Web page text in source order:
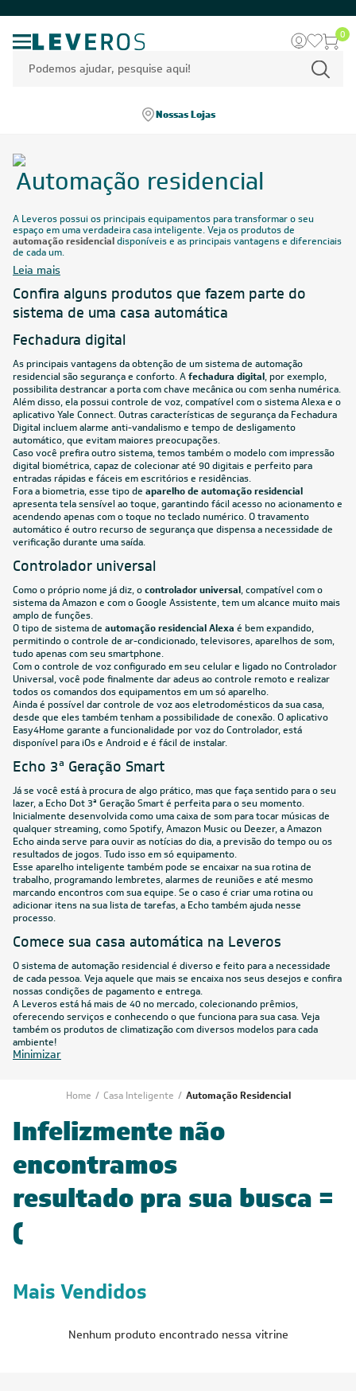
0
Nossas Lojas
Automação residencial
A Leveros possui os principais equipamentos para transformar o seu
espaço em uma verdadeira casa inteligente. Veja os produtos de
automação residencialdisponíveis e as principais vantagens e diferenciais
de cada um.
Leia mais
Confira alguns produtos que fazem parte do
sistema de uma casa automática
Fechadura digital
As principais vantagens da obtenção de um sistema de automação
residencial são segurança e conforto. Afechadura digital, por exemplo,
possibilita destrancar a porta com chave mecânica ou com senha numérica.
Além disso, ela possui controle de voz, compatível com o sistema Alexa e o
aplicativo Yale Connect. Outras características de segurança da Fechadura
Digital incluem alarme anti-vandalismo e tempo de desligamento
automático, que evitam maiores preocupações.
Caso você prefira outro sistema, temos também o modelo com impressão
digital biométrica, capaz de colecionar até 90 digitais e perfeito para
entradas rápidas e fáceis em escritórios e residências.
Fora a biometria, esse tipo de aparelho de automação residencial
apresenta tela sensível ao toque, garantindo fácil acesso no acionamento e
acendendo apenas com o toque no teclado numérico. O travamento
automático é outro recurso de segurança que dispensa a necessidade de
verificação durante uma saída.
Controlador universal
Como o próprio nome já diz, ocontrolador universal, compatível com o
sistema da Amazon e com o Google Assistente, tem um alcance muito mais
amplo de funções.
O tipo de sistema de automação residencial Alexa é bem expandido,
permitindo o controle de ar-condicionado, televisores, aparelhos de som,
tudo apenas com seu smartphone.
Com o controle de voz configurado em seu celular e ligado no Controlador
Universal, você pode finalmente dar adeus ao controle remoto e realizar
todos os comandos dos equipamentos em um só aparelho.
Ainda é possível dar controle de voz aoseletrodomésticosda sua casa,
desde que eles também tenham a possibilidade de conexão. O aplicativo
Easy4Home garante a funcionalidade por voz do Controlador, está
disponível para iOs e Android e é fácil de instalar.
Echo 3ª Geração Smart
Já se você está à procura de algo prático, mas que faça sentido para o seu
lazer, a Echo Dot 3ª Geração Smart é perfeita para o seu momento.
Inicialmente desenvolvida como uma caixa de som para tocar músicas de
qualquer streaming, como Spotify, Amazon Music ou Deezer, a Amazon
Echo ainda serve para ouvir as notícias do dia, a previsão do tempo ou os
resultados de jogos. Tudo isso em só equipamento.
Esse aparelho inteligente também pode se encaixar na sua rotina de
trabalho, programando lembretes, alarmes de reuniões e até mesmo
marcando encontros com sua equipe. Se o caso é criar uma rotina ou
adicionar itens na sua lista de tarefas, a Echo também ajuda nesse
processo.
Comece sua casa automática na Leveros
O sistema de automação residencial é diverso e feito para a necessidade
de cada pessoa. Veja aquele que mais se encaixa nos seus desejos e confira
nossas condições de pagamento e entrega.
A Leveros está há mais de 40 no mercado, colecionando prêmios,
oferecendo serviços e conhecendo o que funciona para sua casa. Veja
também os produtos de climatização com diversos modelos para cada
ambiente!
Minimizar
Home / Casa Inteligente / Automação Residencial
Infelizmente não
encontramos
resultado pra sua busca =
(
Mais Vendidos
Nenhum produto encontrado nessa vitrine